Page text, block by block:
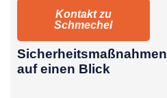
Kontakt zu
Schmechel
Sicherheitsmaßnahmen
auf einen Blick